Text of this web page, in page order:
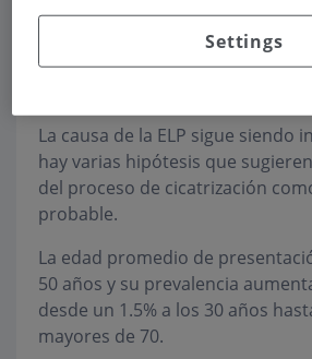
inflamatorio caracterizada por
placas fibrosas en la albugínea
cavernosos provocando
La causa de la ELP sigue siendo
hay varias hipótesis que
del proceso de cicatrización
probable.
La edad promedio de
50 años y su prevalencia
desde un 1.5% a los 30 años
mayores de 70.
Settings